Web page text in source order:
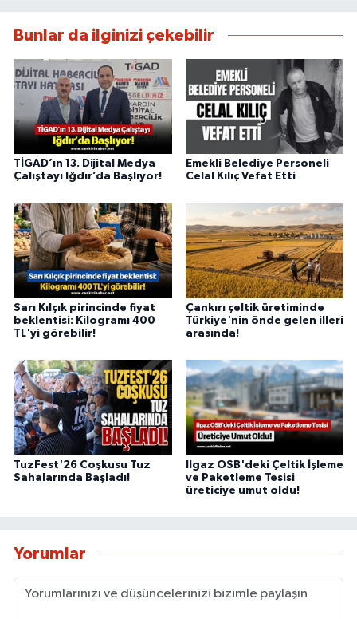
Bunlar da ilginizi çekebilir
TİGAD’ın 13. Dijital Medya
Çalıştayı Iğdır’da Başlıyor!
Emekli Belediye Personeli
Celal Kılıç Vefat Etti
Sarı Kılçık pirincinde fiyat
beklentisi: Kilogramı 400
TL'yi görebilir!
Çankırı çeltik üretiminde
Türkiye'nin önde gelen illeri
arasında!
TuzFest'26 Coşkusu Tuz
Sahalarında Başladı!
Ilgaz OSB'deki Çeltik İşleme
ve Paketleme Tesisi
üreticiye umut oldu!
Yorumlar